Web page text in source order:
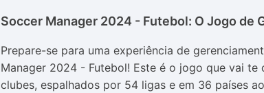
Soccer Manager 2024 - Futebol: O Jogo de
Prepare-se para uma experiência de
Manager 2024 - Futebol! Este é o jogo que vai
clubes, espalhados por 54 ligas e em 36 países